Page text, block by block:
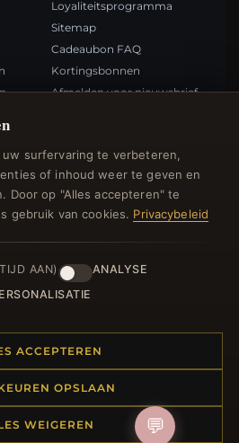
surfervaring te verbeteren,
of inhoud weer te geven en
Door op "Alles accepteren" te
gebruik van cookies. Privacybeleid
AAN)
ANALYSE
ACCEPTEREN
OPSLAAN
WEIGEREN
Loyaliteitsprogramma
Sitemap
Cadeaubon FAQ
Kortingsbonnen
Afmelden voor nieuwsbrief
BETAALMETHODEN
. Alle rechten
💬